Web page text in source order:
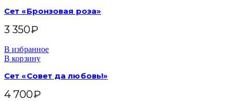
Сет «Бронзовая роза»
3 350₽
В избранное
В корзину
Сет «Совет да любовь!»
4 700₽